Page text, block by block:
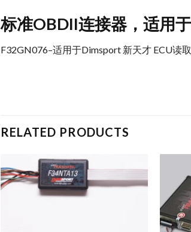
标准OBDII连接器，适用
F32GN076–适用于Dimsport 新天才 ECU读
RELATED PRODUCTS